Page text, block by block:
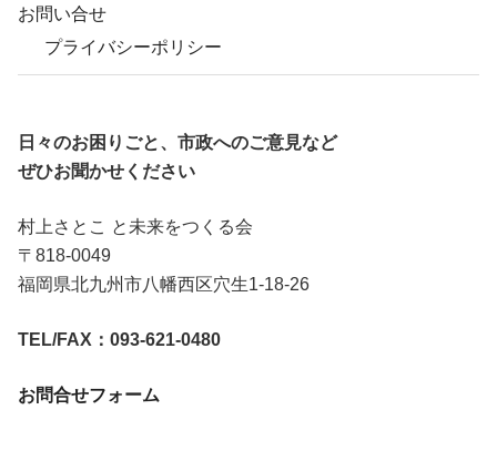
お問い合せ
プライバシーポリシー
日々のお困りごと、市政へのご意見など
ぜひお聞かせください
村上さとこ と未来をつくる会
〒818-0049
福岡県北九州市八幡西区穴生1-18-26
TEL/FAX：093-621-0480
お問合せフォーム